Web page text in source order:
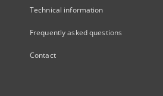
Technical information
Frequently asked questions
Contact